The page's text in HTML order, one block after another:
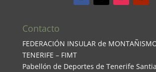
Contacto
FEDERACIÓN INSULAR de
TENERIFE – FIMT
Pabellón de Deportes de Tenerife